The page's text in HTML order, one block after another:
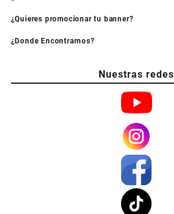
¿Quieres promocionar tu banner?
¿Donde Encontrarnos?
Nuestras redes